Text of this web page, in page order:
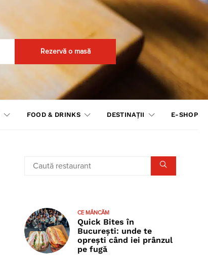
Rezervă o masă
FOOD & DRINKS DESTINAȚII E-SHOP
CE MÂNCĂM
Quick Bites în
București: unde te
oprești când iei prânzul
pe fugă